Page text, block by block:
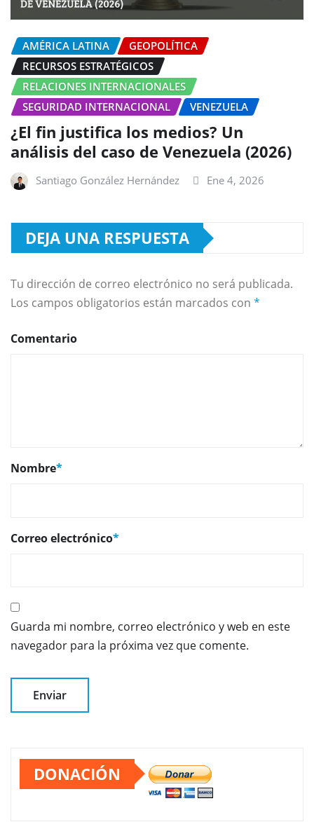
AMÉRICA LATINA
GEOPOLÍTICA
RECURSOS ESTRATÉGICOS
RELACIONES INTERNACIONALES
SEGURIDAD INTERNACIONAL
VENEZUELA
¿El fin justifica los medios? Un
análisis del caso de Venezuela (2026)
Santiago González Hernández Ene 4, 2026
DEJA UNA RESPUESTA
Tu dirección de correo electrónico no será publicada.
Los campos obligatorios están marcados con *
Comentario
Nombre*
Correo electrónico*
Guarda mi nombre, correo electrónico y web en este
navegador para la próxima vez que comente.
DONACIÓN